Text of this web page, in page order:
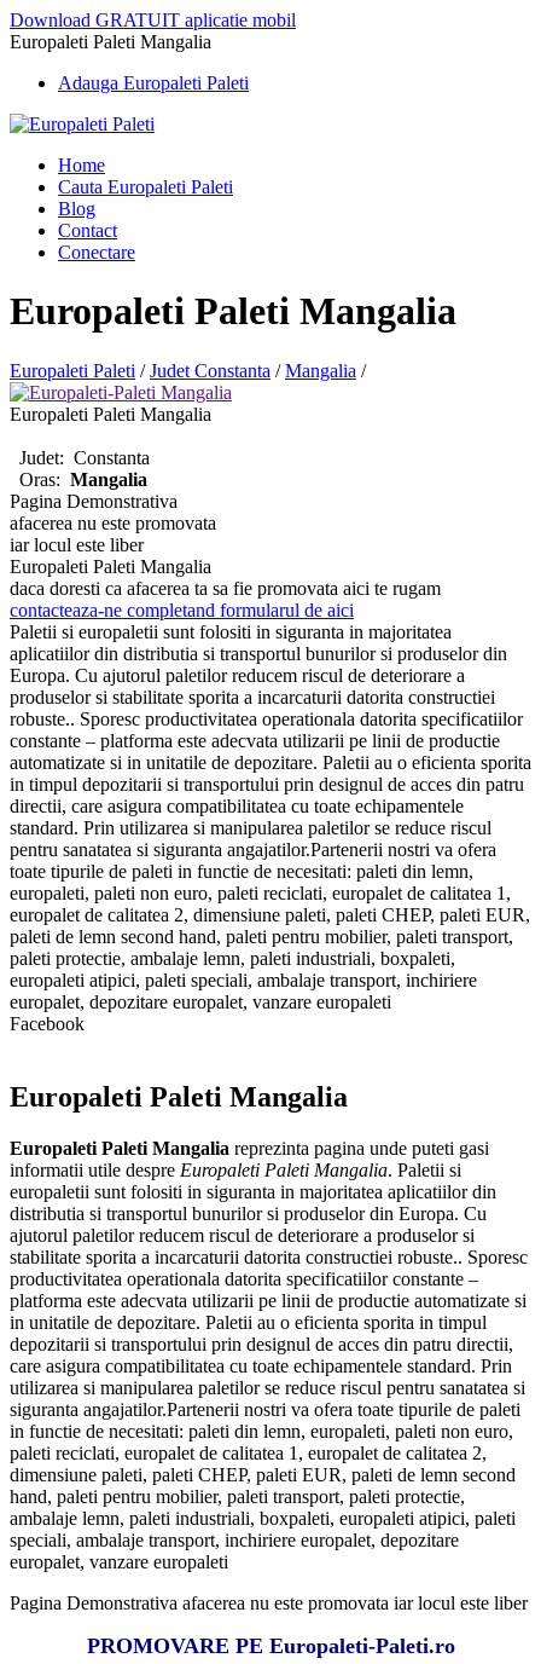
Download GRATUIT aplicatie mobil
Europaleti Paleti Mangalia
Adauga Europaleti Paleti
Home
Cauta Europaleti Paleti
Blog
Contact
Conectare
Europaleti Paleti Mangalia
Europaleti Paleti /Judet Constanta /Mangalia /
Europaleti Paleti Mangalia
Judet: Constanta
Oras: Mangalia
Pagina Demonstrativa
afacerea nu este promovata
iar locul este liber
Europaleti Paleti Mangalia
daca doresti ca afacerea ta sa fie promovata aici te rugam
contacteaza-ne completand formularul de aici
Paletii si europaletii sunt folositi in siguranta in majoritatea
aplicatiilor din distributia si transportul bunurilor si produselor din
Europa. Cu ajutorul paletilor reducem riscul de deteriorare a
produselor si stabilitate sporita a incarcaturii datorita constructiei
robuste.. Sporesc productivitatea operationala datorita specificatiilor
constante – platforma este adecvata utilizarii pe linii de productie
automatizate si in unitatile de depozitare. Paletii au o eficienta sporita
in timpul depozitarii si transportului prin designul de acces din patru
directii, care asigura compatibilitatea cu toate echipamentele
standard. Prin utilizarea si manipularea paletilor se reduce riscul
pentru sanatatea si siguranta angajatilor.Partenerii nostri va ofera
toate tipurile de paleti in functie de necesitati: paleti din lemn,
europaleti, paleti non euro, paleti reciclati, europalet de calitatea 1,
europalet de calitatea 2, dimensiune paleti, paleti CHEP, paleti EUR,
paleti de lemn second hand, paleti pentru mobilier, paleti transport,
paleti protectie, ambalaje lemn, paleti industriali, boxpaleti,
europaleti atipici, paleti speciali, ambalaje transport, inchiriere
europalet, depozitare europalet, vanzare europaleti
Facebook
Europaleti Paleti Mangalia
Europaleti Paleti Mangalia reprezinta pagina unde puteti gasi
informatii utile despre Europaleti Paleti Mangalia. Paletii si
europaletii sunt folositi in siguranta in majoritatea aplicatiilor din
distributia si transportul bunurilor si produselor din Europa. Cu
ajutorul paletilor reducem riscul de deteriorare a produselor si
stabilitate sporita a incarcaturii datorita constructiei robuste.. Sporesc
productivitatea operationala datorita specificatiilor constante –
platforma este adecvata utilizarii pe linii de productie automatizate si
in unitatile de depozitare. Paletii au o eficienta sporita in timpul
depozitarii si transportului prin designul de acces din patru directii,
care asigura compatibilitatea cu toate echipamentele standard. Prin
utilizarea si manipularea paletilor se reduce riscul pentru sanatatea si
siguranta angajatilor.Partenerii nostri va ofera toate tipurile de paleti
in functie de necesitati: paleti din lemn, europaleti, paleti non euro,
paleti reciclati, europalet de calitatea 1, europalet de calitatea 2,
dimensiune paleti, paleti CHEP, paleti EUR, paleti de lemn second
hand, paleti pentru mobilier, paleti transport, paleti protectie,
ambalaje lemn, paleti industriali, boxpaleti, europaleti atipici, paleti
speciali, ambalaje transport, inchiriere europalet, depozitare
europalet, vanzare europaleti
Pagina Demonstrativa afacerea nu este promovata iar locul este liber
PROMOVARE PE Europaleti-Paleti.ro